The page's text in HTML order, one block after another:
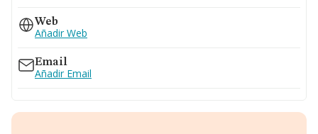
Web
Añadir Web
Email
Añadir Email